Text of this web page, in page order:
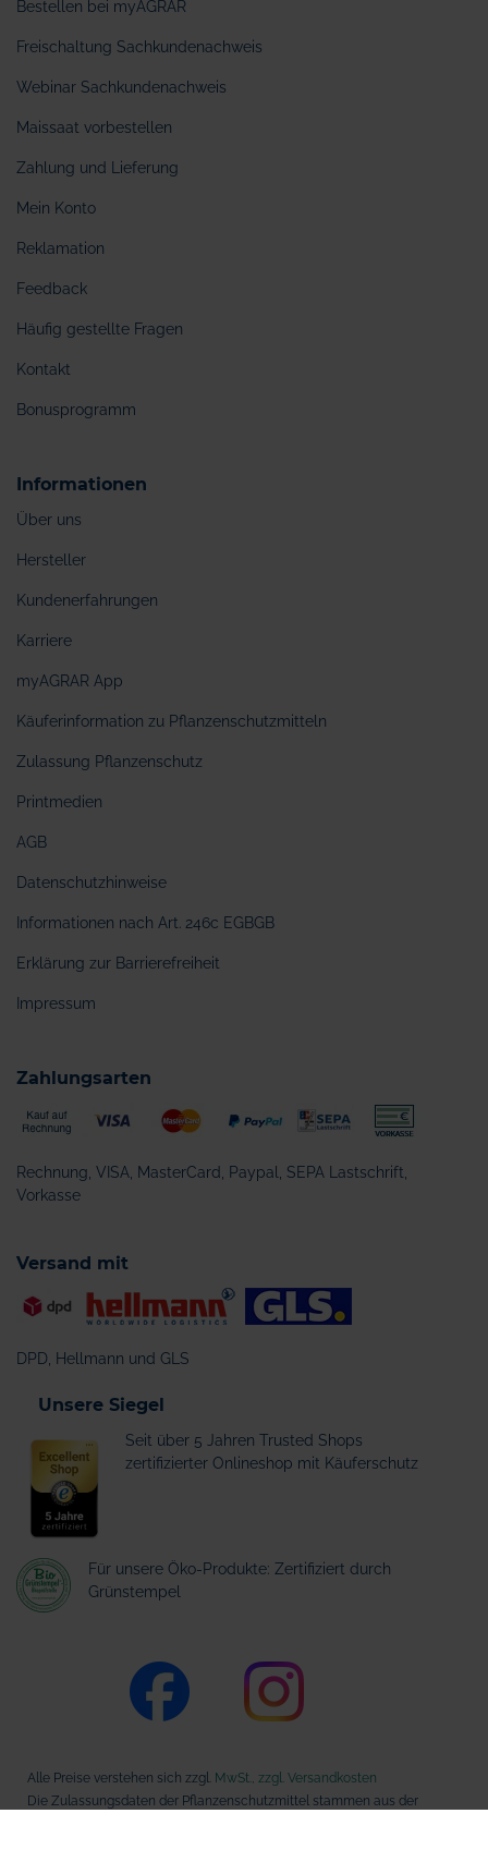
Bestellen bei myAGRAR
Freischaltung Sachkundenachweis
Webinar Sachkundenachweis
Maissaat vorbestellen
Zahlung und Lieferung
Mein Konto
Reklamation
Feedback
Häufig gestellte Fragen
Kontakt
Bonusprogramm
Informationen
Über uns
Hersteller
Kundenerfahrungen
Karriere
myAGRAR App
Käuferinformation zu Pflanzenschutzmitteln
Zulassung Pflanzenschutz
Printmedien
AGB
Datenschutzhinweise
Informationen nach Art. 246c EGBGB
Erklärung zur Barrierefreiheit
Impressum
Zahlungsarten
Rechnung, VISA, MasterCard, Paypal, SEPA Lastschrift,
Vorkasse
Versand mit
DPD, Hellmann und GLS
Unsere Siegel
Seit über 5 Jahren Trusted Shops
zertifizierter Onlineshop mit Käuferschutz
Für unsere Öko-Produkte: Zertifiziert durch
Grünstempel
Alle Preise verstehen sich zzgl. MwSt., zzgl. Versandkosten
Die Zulassungsdaten der Pflanzenschutzmittel stammen aus der